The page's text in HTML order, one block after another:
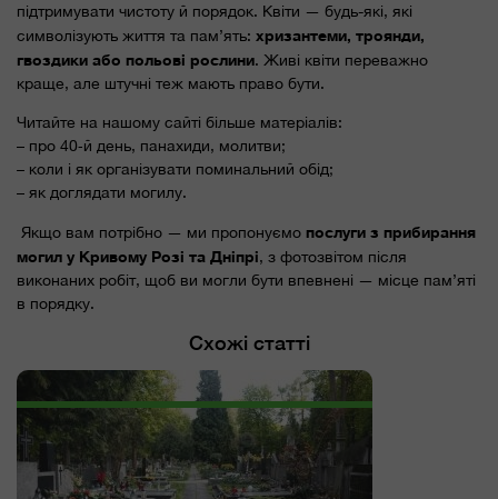
підтримувати чистоту й порядок. Квіти — будь-які, які
символізують життя та пам’ять: хризантеми, троянди,
гвоздики або польові рослини. Живі квіти переважно
краще, але штучні теж мають право бути.
Читайте на нашому сайті більше матеріалів:
– про 40‑й день, панахиди, молитви;
– коли і як організувати поминальний обід;
– як доглядати могилу.
Якщо вам потрібно — ми пропонуємо послуги з прибирання
могил у Кривому Розі та Дніпрі, з фотозвітом після
виконаних робіт, щоб ви могли бути впевнені — місце пам’яті
в порядку.
Схожі статті